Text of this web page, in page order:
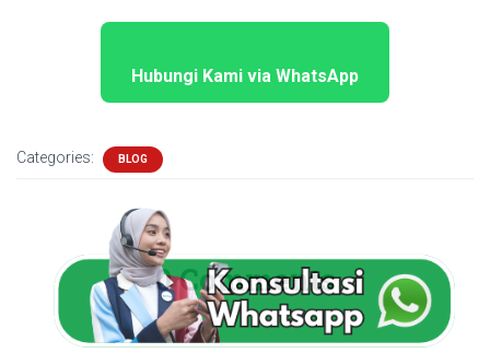
Hubungi Kami via WhatsApp
Categories: BLOG
0 Comments